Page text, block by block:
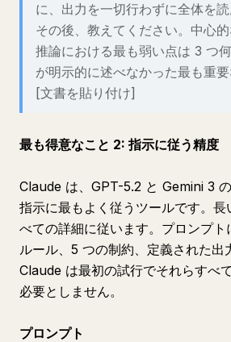
に、出力を一切行わずに全体を読
その後、教えてください。中心的
推論における最も弱い点は 3 つ
が明示的に述べなかった最も重要
[文書を貼り付け]
最も得意なこと 2: 指示に従う精度
Claude は、GPT-5.2 と Gemini 3 の
指示に最もよく従うツールです。長
べての詳細に従います。プロンプ
ルール、5 つの制約、定義された出
Claude は最初の試行でそれらすべ
必要としません。
プロンプト